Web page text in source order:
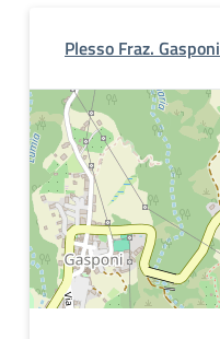
Plesso Fraz. Gasponi